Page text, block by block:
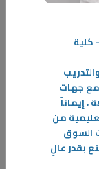
المنصور
المستقبل وبعيداً عن
كلية
مع جهات
إيماناً
من
السوق
بقدر عالٍ